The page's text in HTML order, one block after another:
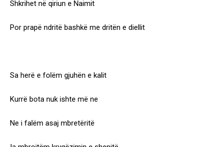
Shkrihet në qiriun e Naimit
Por prapë ndritë bashkë me dritën e diellit
Sa herë e folëm gjuhën e kalit
Kurrë bota nuk ishte më ne
Ne i falëm asaj mbretëritë